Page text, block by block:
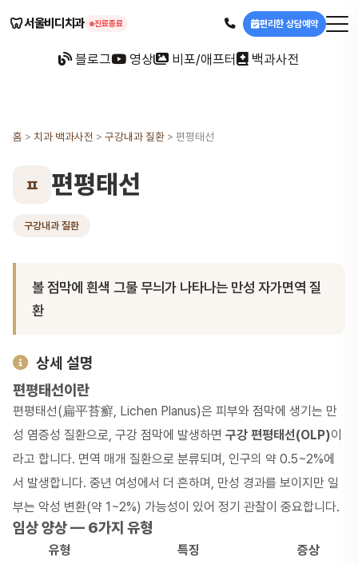
🦷서울비디치과 진료종료 편리한 상담예약
블로그 영상 비포/애프터 백과사전
홈 > 치과 백과사전 > 구강내과 질환 > 편평태선
ㅍ 편평태선
구강내과 질환
볼 점막에 흰색 그물 무늬가 나타나는 만성 자가면역 질
환
상세 설명
편평태선이란
편평태선(扁平苔癬, Lichen Planus)은 피부와 점막에 생기는 만
성 염증성 질환으로, 구강 점막에 발생하면 구강 편평태선(OLP)이
라고 합니다. 면역 매개 질환으로 분류되며, 인구의 약 0.5~2%에
서 발생합니다. 중년 여성에서 더 흔하며, 만성 경과를 보이지만 일
부는 악성 변환(약 1~2%) 가능성이 있어 정기 관찰이 중요합니다.
임상 양상 — 6가지 유형
유형 특징
증상